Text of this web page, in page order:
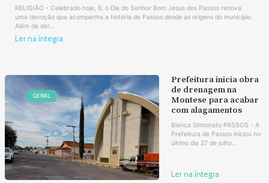
RELIGIÃO - Celebrado hoje, 6, o Dia do Senhor Bom Jesus dos Passos renova
uma devoção que acompanha a história de Passos desde as origens do município.
Além de dar...
Ler na íntegra
GERAL
Prefeitura inicia obra
de drenagem na
Montese para acabar
com alagamentos
Bianca Simionato PASSOS - A
Prefeitura de Passos iniciou no
último dia 27 de julho...
Ler na íntegra